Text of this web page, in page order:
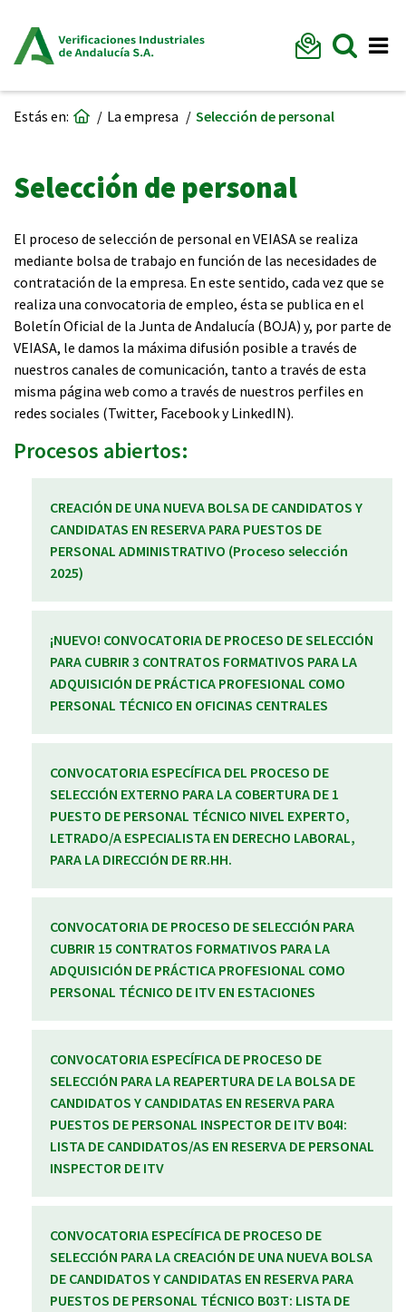
Estás en: Ir a página de inicio
La empresa Selección de personal
Selección de personal
El proceso de selección de personal en VEIASA se realiza
mediante bolsa de trabajo en función de las necesidades de
contratación de la empresa. En este sentido, cada vez que se
realiza una convocatoria de empleo, ésta se publica en el
Boletín Oficial de la Junta de Andalucía (BOJA) y, por parte de
VEIASA, le damos la máxima difusión posible a través de
nuestros canales de comunicación, tanto a través de esta
misma página web como a través de nuestros perfiles en
redes sociales (Twitter, Facebook y LinkedIN).
Procesos abiertos:
CREACIÓN DE UNA NUEVA BOLSA DE CANDIDATOS Y
CANDIDATAS EN RESERVA PARA PUESTOS DE
PERSONAL ADMINISTRATIVO (Proceso selección
2025)
¡NUEVO! CONVOCATORIA DE PROCESO DE SELECCIÓN
PARA CUBRIR 3 CONTRATOS FORMATIVOS PARA LA
ADQUISICIÓN DE PRÁCTICA PROFESIONAL COMO
PERSONAL TÉCNICO EN OFICINAS CENTRALES
CONVOCATORIA ESPECÍFICA DEL PROCESO DE
SELECCIÓN EXTERNO PARA LA COBERTURA DE 1
PUESTO DE PERSONAL TÉCNICO NIVEL EXPERTO,
LETRADO/A ESPECIALISTA EN DERECHO LABORAL,
PARA LA DIRECCIÓN DE RR.HH.
CONVOCATORIA DE PROCESO DE SELECCIÓN PARA
CUBRIR 15 CONTRATOS FORMATIVOS PARA LA
ADQUISICIÓN DE PRÁCTICA PROFESIONAL COMO
PERSONAL TÉCNICO DE ITV EN ESTACIONES
CONVOCATORIA ESPECÍFICA DE PROCESO DE
SELECCIÓN PARA LA REAPERTURA DE LA BOLSA DE
CANDIDATOS Y CANDIDATAS EN RESERVA PARA
PUESTOS DE PERSONAL INSPECTOR DE ITV B04I:
LISTA DE CANDIDATOS/AS EN RESERVA DE PERSONAL
INSPECTOR DE ITV
CONVOCATORIA ESPECÍFICA DE PROCESO DE
SELECCIÓN PARA LA CREACIÓN DE UNA NUEVA BOLSA
DE CANDIDATOS Y CANDIDATAS EN RESERVA PARA
PUESTOS DE PERSONAL TÉCNICO B03T: LISTA DE